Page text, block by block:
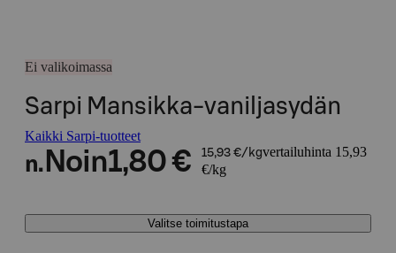
Ei valikoimassa
Sarpi Mansikka-vaniljasydän
Kaikki Sarpi-tuotteet
n. Noin1,80 € 15,93 €/kgvertailuhinta 15,93
€/kg
Valitse toimitustapa